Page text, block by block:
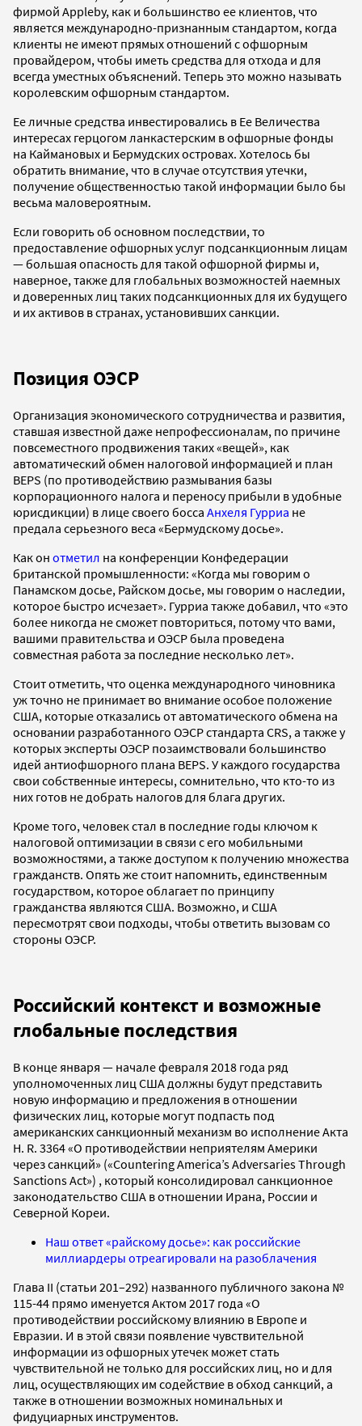
фирмой Appleby, как и большинство ее клиентов, что
является международно-признанным стандартом, когда
клиенты не имеют прямых отношений с офшорным
провайдером, чтобы иметь средства для отхода и для
всегда уместных объяснений. Теперь это можно называть
королевским офшорным стандартом.
Ее личные средства инвестировались в Ее Величества
интересах герцогом ланкастерским в офшорные фонды
на Каймановых и Бермудских островах. Хотелось бы
обратить внимание, что в случае отсутствия утечки,
получение общественностью такой информации было бы
весьма маловероятным.
Если говорить об основном последствии, то
предоставление офшорных услуг подсанкционным лицам
— большая опасность для такой офшорной фирмы и,
наверное, также для глобальных возможностей наемных
и доверенных лиц таких подсанкционных для их будущего
и их активов в странах, установивших санкции.
Позиция ОЭСР
Организация экономического сотрудничества и развития,
ставшая известной даже непрофессионалам, по причине
повсеместного продвижения таких «вещей», как
автоматический обмен налоговой информацией и план
BEPS (по противодействию размывания базы
корпорационного налога и переносу прибыли в удобные
юрисдикции) в лице своего босса Анхеля Гурриа не
предала серьезного веса «Бермудскому досье».
Как он отметил на конференции Конфедерации
британской промышленности: «Когда мы говорим о
Панамском досье, Райском досье, мы говорим о наследии,
которое быстро исчезает». Гурриа также добавил, что «это
более никогда не сможет повториться, потому что вами,
вашими правительства и ОЭСР была проведена
совместная работа за последние несколько лет».
Стоит отметить, что оценка международного чиновника
уж точно не принимает во внимание особое положение
США, которые отказались от автоматического обмена на
основании разработанного ОЭСР стандарта CRS, а также у
которых эксперты ОЭСР позаимствовали большинство
идей антиофшорного плана BEPS. У каждого государства
свои собственные интересы, сомнительно, что кто-то из
них готов не добрать налогов для блага других.
Кроме того, человек стал в последние годы ключом к
налоговой оптимизации в связи с его мобильными
возможностями, а также доступом к получению множества
гражданств. Опять же стоит напомнить, единственным
государством, которое облагает по принципу
гражданства являются США. Возможно, и США
пересмотрят свои подходы, чтобы ответить вызовам со
стороны ОЭСР.
Российский контекст и возможные
глобальные последствия
В конце января — начале февраля 2018 года ряд
уполномоченных лиц США должны будут представить
новую информацию и предложения в отношении
физических лиц, которые могут подпасть под
американских санкционный механизм во исполнение Акта
H. R. 3364 «О противодействии неприятелям Америки
через санкций» («Countering America’s Adversaries Through
Sanctions Act») , который консолидировал санкционное
законодательство США в отношении Ирана, России и
Северной Кореи.
Наш ответ «райскому досье»: как российские
миллиардеры отреагировали на разоблачения
Глава II (статьи 201–292) названного публичного закона №
115-44 прямо именуется Актом 2017 года «О
противодействии российскому влиянию в Европе и
Евразии. И в этой связи появление чувствительной
информации из офшорных утечек может стать
чувствительной не только для российских лиц, но и для
лиц, осуществляющих им содействие в обход санкций, а
также в отношении возможных номинальных и
фидуциарных инструментов.